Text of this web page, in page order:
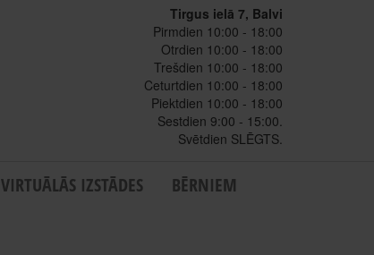
Tirgus ielā 7, Balvi
Pirmdien 10:00 - 18:00
Otrdien 10:00 - 18:00
Trešdien 10:00 - 18:00
Ceturtdien 10:00 - 18:00
Piektdien 10:00 - 18:00
Sestdien 9:00 - 15:00.
Svētdien SLĒGTS.
VIRTUĀLĀS IZSTĀDES
BĒRNIEM